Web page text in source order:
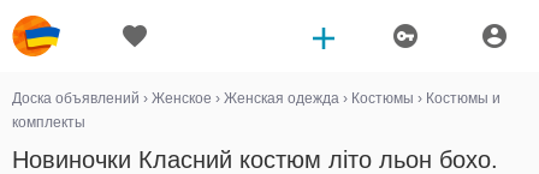
Доска объявлений › Женское › Женская одежда › Костюмы › Костюмы и
комплекты
Новиночки Класний костюм літо льон бохо.